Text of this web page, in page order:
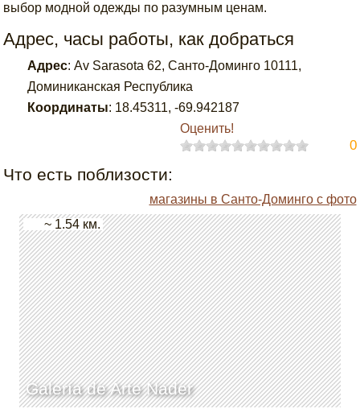
выбор модной одежды по разумным ценам.
Адрес, часы работы, как добраться
Адрес:Av Sarasota 62, Санто-Доминго 10111,
Доминиканская Республика
Координаты: 18.45311,-69.942187
Оценить!
0
Что есть поблизости:
магазины в Санто-Доминго с фото
Galería de Arte Nader
~ 1.54 км.